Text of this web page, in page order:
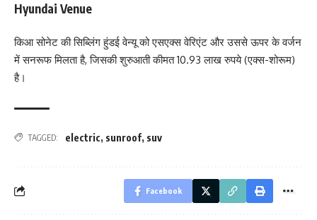
Hyundai Venue
किआ सोनेट की सिब्लिंग हुंडई वेन्यू को एसएक्स वेरिएंट और उससे ऊपर के वर्जन
में सनरूफ मिलता है, जिसकी शुरुआती कीमत 10.93 लाख रुपये (एक्स-शोरूम)
है।
TAGGED: electric, sunroof, suv
Facebook